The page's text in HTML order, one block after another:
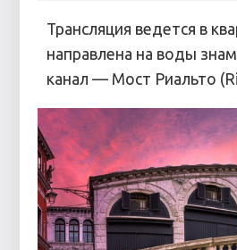
Трансляция ведется в
направлена на воды
канал — Мост Риальто